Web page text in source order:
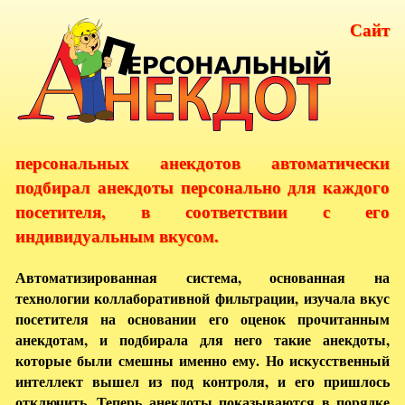
Сайт
персональных анекдотов автоматически
подбирал анекдоты персонально для каждого
посетителя, в соответствии с его
индивидуальным вкусом.
Автоматизированная система, основанная на
технологии коллаборативной фильтрации, изучала вкус
посетителя на основании его оценок прочитанным
анекдотам, и подбирала для него такие анекдоты,
которые были смешны именно ему. Но искусственный
интеллект вышел из под контроля, и его пришлось